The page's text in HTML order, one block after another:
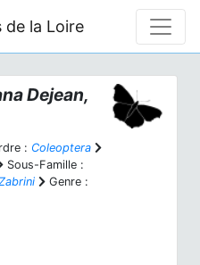
de la Loire
Dejean,
: Coleoptera
Sous-Famille :
Genre :